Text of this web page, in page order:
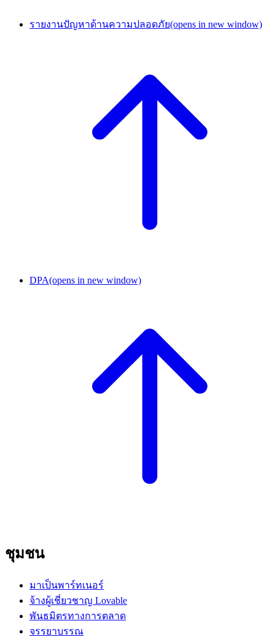
รายงานปัญหาด้านความปลอดภัย(opens in new window)
DPA(opens in new window)
ชุมชน
มาเป็นพาร์ทเนอร์
จ้างผู้เชี่ยวชาญ Lovable
พันธมิตรทางการตลาด
จรรยาบรรณ